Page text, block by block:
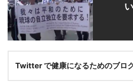
Twitter で健康になるためのブロ